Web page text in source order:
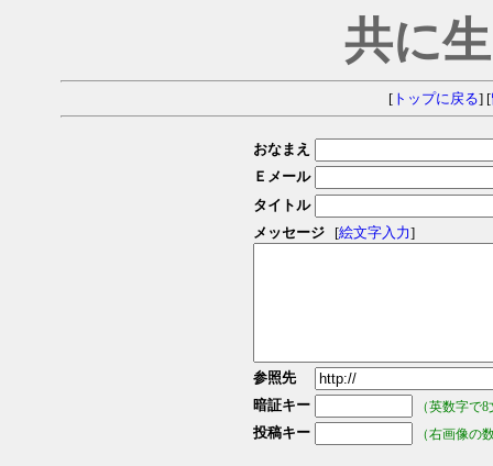
共に
[トップに戻る] [
おなまえ
Ｅメール
タイトル
メッセージ
[絵文字入力]
参照先
暗証キー
（英数字で
投稿キー （右画像の